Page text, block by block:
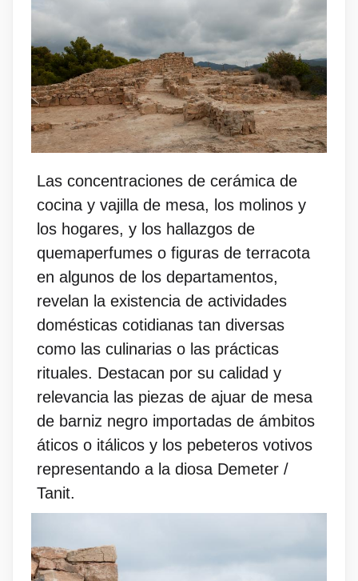
Las concentraciones de cerámica de
cocina y vajilla de mesa, los molinos y
los hogares, y los hallazgos de
quemaperfumes o figuras de terracota
en algunos de los departamentos,
revelan la existencia de actividades
domésticas cotidianas tan diversas
como las culinarias o las prácticas
rituales. Destacan por su calidad y
relevancia las piezas de ajuar de mesa
de barniz negro importadas de ámbitos
áticos o itálicos y los pebeteros votivos
representando a la diosa Demeter /
Tanit.